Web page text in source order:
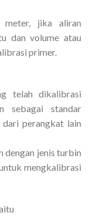
meter, jika aliran
dan volume atau
primer.
telah dikalibrasi
sebagai standar
perangkat lain
dengan jenis turbin
mengkalibrasi